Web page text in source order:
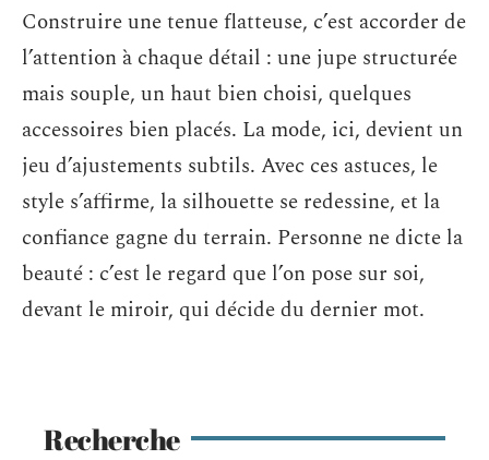
Construire une tenue flatteuse, c’est accorder de
l’attention à chaque détail : une jupe structurée
mais souple, un haut bien choisi, quelques
accessoires bien placés. La mode, ici, devient un
jeu d’ajustements subtils. Avec ces astuces, le
style s’affirme, la silhouette se redessine, et la
confiance gagne du terrain. Personne ne dicte la
beauté : c’est le regard que l’on pose sur soi,
devant le miroir, qui décide du dernier mot.
Recherche